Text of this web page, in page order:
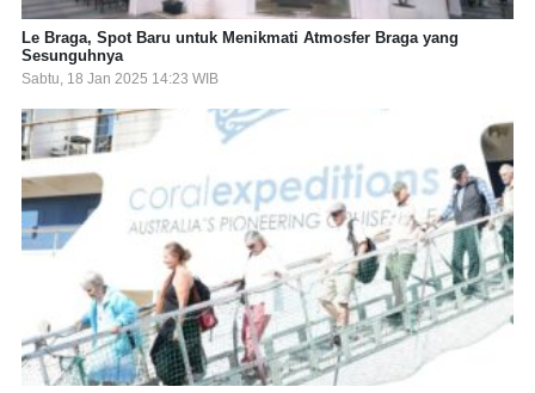
Le Braga, Spot Baru untuk Menikmati Atmosfer Braga yang
Sesunguhnya
Sabtu, 18 Jan 2025 14:23 WIB